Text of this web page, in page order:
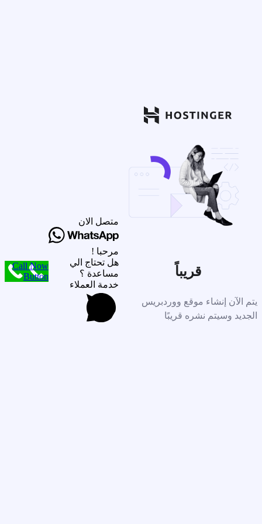
قريباً
يتم الآن إنشاء موقع ووردبريس
الجديد وسيتم نشره قريبًا
متصل الان
مرحبا !
هل تحتاج الي
مساعدة ؟
خدمة العملاء
Call Now
Button